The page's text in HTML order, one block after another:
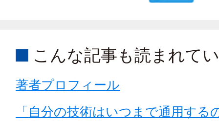
こんな記事も読まれて
著者プロフィール
「自分の技術はいつまで通用する